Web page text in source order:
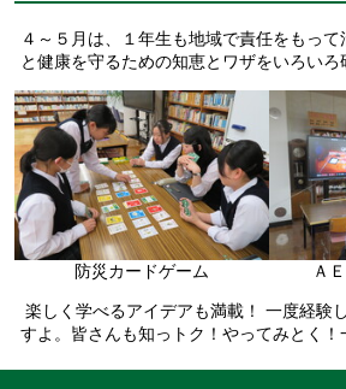
４～５月は、１年生も地域で責任をもっ
と健康を守るための知恵とワザをいろいろ
防災カードゲーム Ａ
楽しく学べるアイデアも満載！ 一度経験
すよ。皆さんも知っトク！やってみとく！